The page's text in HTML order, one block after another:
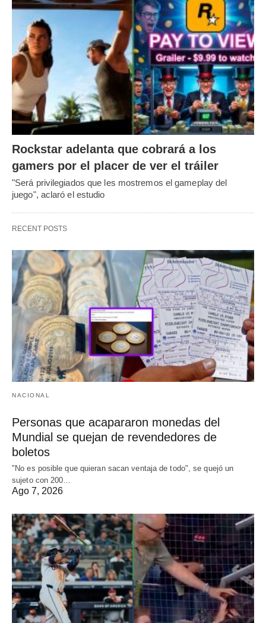
Rockstar adelanta que cobrará a los
gamers por el placer de ver el tráiler
"Será privilegiados que les mostremos el gameplay del
juego", aclaró el estudio
RECENT POSTS
NACIONAL
Personas que acapararon monedas del
Mundial se quejan de revendedores de
boletos
"No es posible que quieran sacan ventaja de todo", se quejó un
sujeto con 200…
Ago 7, 2026